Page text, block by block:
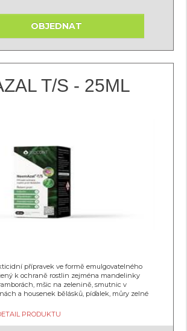
OBJEDNAT
T/S - 25ML
přípravek ve formě emulgovatelného
k ochraně rostlin zejména mandelinky
mšic na zelenině, smutnic v
a housenek bělásků, píďalek, můry zelné
PRODUKTU